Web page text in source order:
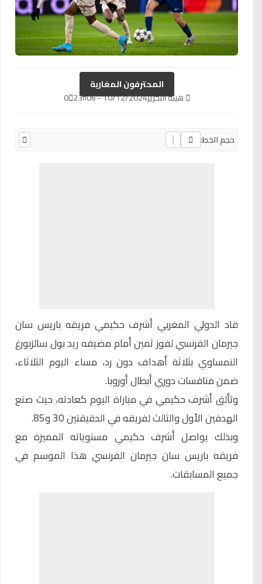
المحترفون المغاربة
هيئة التحرير10/12/2024 - 23h06
0
حجم الخط:
قاد الدولي المغربي أشرف حكيمي فريقه باريس سان
جيرمان الفرنسي لفوز ثمين أمام مضيفه ريد بول سالزبورغ
النمساوي بثلاثة أهداف دون رد، مساء اليوم الثلاثاء،
ضمن منافسات دوري أبطال أوروبا.
وتألق أشرف حكيمي في مباراة اليوم كعادته، حيث صنع
الهدفين الأول والثالث لفريقه في الدقيقتين 30 و85.
وبذلك يواصل أشرف حكيمي مستوياته المميزة مع
فريقه باريس سان جيرمان الفرنسي هذا الموسم في
جميع المسابقات.